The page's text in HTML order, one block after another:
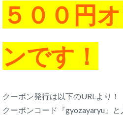
５００円
ンです！
クーポン発行は以下のURLより！
クーポンコード『gyozayaryu』と